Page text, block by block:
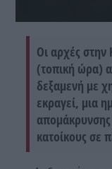
Οι αρχές
(τοπική ώρα)
δεξαμενή με
εκραγεί, μια
κατοίκους σε